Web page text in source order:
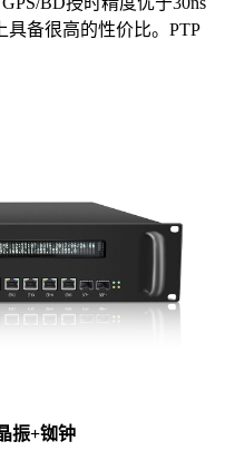
具备很高的性价比。PTP
振+铷钟